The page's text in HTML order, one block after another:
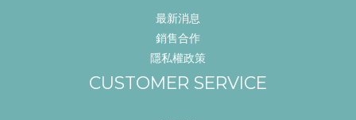
最新消息
銷售合作
隱私權政策
CUSTOMER SERVICE